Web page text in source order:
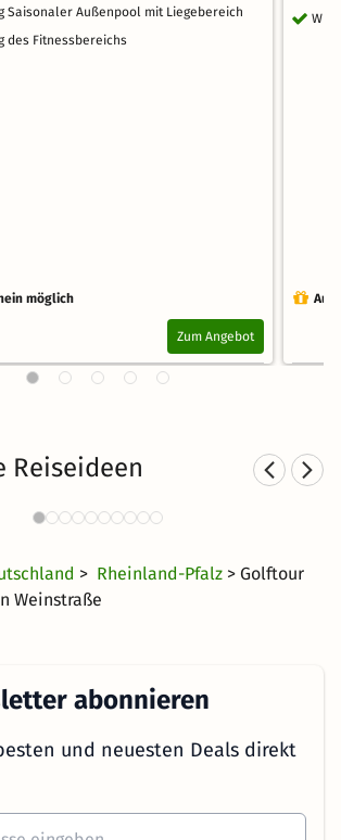
Saisonaler Außenpool mit Liegebereich
des Fitnessbereichs
möglich
Zum Angebot
Reiseideen
in Rheinland-Pfalz
921 Angebote
> Rheinland-Pfalz > Golftour
Weinstraße
abonnieren
und neuesten Deals direkt